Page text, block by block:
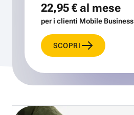
22,95 €al mese
per i clienti Mobile Business
SCOPRI